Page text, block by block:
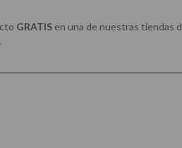
GRATIS en una de nuestras tiendas